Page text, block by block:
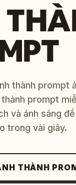
thành prompt
prompt
và ánh sáng
trong vài giây.
THÀNH